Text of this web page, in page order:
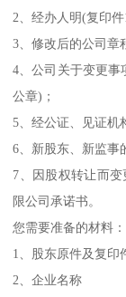
2、经办人明(复印件
3、修改后的公司章
4、公司关于变更事
公章)；
5、经公证、见证机
6、新股东、新监事
7、因股权转让而
限公司承诺书。
您需要准备的材料：
1、股东原件及复印
2、企业名称